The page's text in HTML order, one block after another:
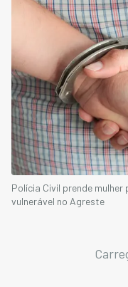
Polícia Civil prende
vulnerável no Agreste